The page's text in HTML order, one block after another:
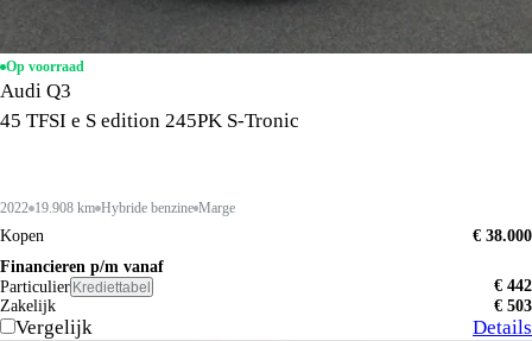
Op voorraad
Audi Q3
45 TFSI e S edition 245PK S-Tronic
2022 19.908 km Hybride benzine Marge
Kopen
€ 38.000
Financieren p/m vanaf
Particulier Krediettabel
€ 442
Zakelijk
€ 503
Vergelijk Details